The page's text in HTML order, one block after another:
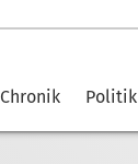
Chronik Politik